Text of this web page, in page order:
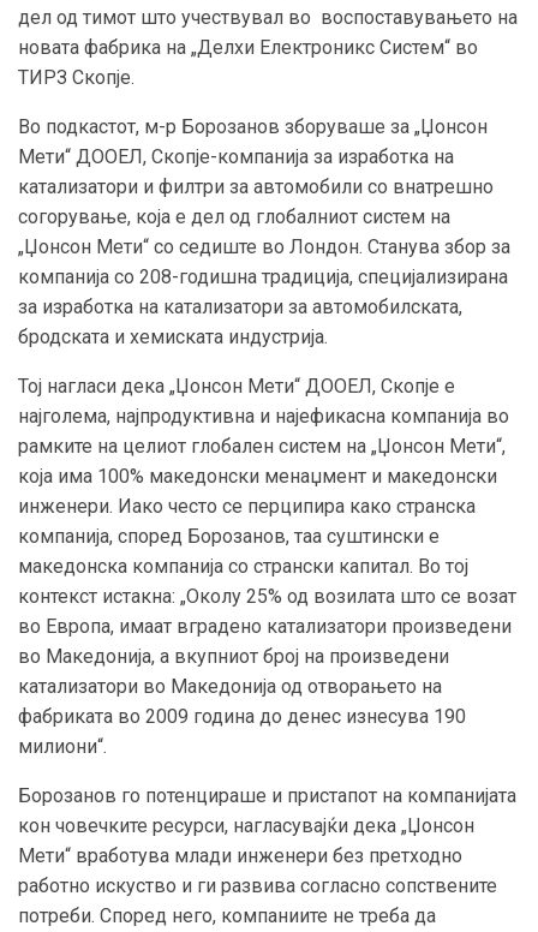
дел од тимот што учествувал во воспоставувањето на
новата фабрика на „Делхи Електроникс Систем“ во
ТИРЗ Скопје.
Во подкастот, м-р Борозанов зборуваше за „Џонсон
Мети“ ДООЕЛ, Скопје-компанија за изработка на
катализатори и филтри за автомобили со внатрешно
согорување, која е дел од глобалниот систем на
„Џонсон Мети“ со седиште во Лондон. Станува збор за
компанија со 208-годишна традиција, специјализирана
за изработка на катализатори за автомобилската,
бродската и хемиската индустрија.
Тој нагласи дека „Џонсон Мети“ ДООЕЛ, Скопје е
најголема, најпродуктивна и најефикасна компанија во
рамките на целиот глобален систем на „Џонсон Мети“,
која има 100% македонски менаџмент и македонски
инженери. Иако често се перципира како странска
компанија, според Борозанов, таа суштински е
македонска компанија со странски капитал. Во тој
контекст истакна: „Околу 25% од возилата што се возат
во Европа, имаат вградено катализатори произведени
во Македонија, а вкупниот број на произведени
катализатори во Македонија од отворањето на
фабриката во 2009 година до денес изнесува 190
милиони“.
Борозанов го потенцираше и пристапот на компанијата
кон човечките ресурси, нагласувајќи дека „Џонсон
Мети“ вработува млади инженери без претходно
работно искуство и ги развива согласно сопствените
потреби. Според него, компаниите не треба да